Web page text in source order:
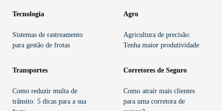
Tecnologia
Sistemas de rastreamento
para gestão de frotas
Agro
Agricultura de precisão:
Tenha maior produtividade
Transportes
Como reduzir multa de
trânsito: 5 dicas para a sua
Corretores de Seguro
Como atrair mais clientes
para uma corretora de